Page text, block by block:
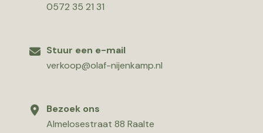
0572 35 21 31
Stuur een e-mail
verkoop@olaf-nijenkamp.nl
Bezoek ons
Almelosestraat 88 Raalte